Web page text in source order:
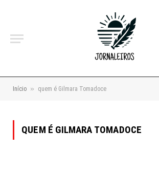
Início » quem é Gilmara Tomadoce
QUEM É GILMARA TOMADOCE